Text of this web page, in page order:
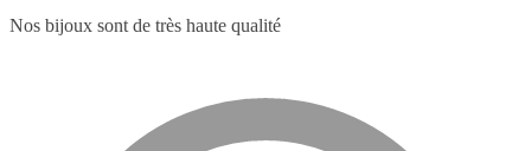
Nos bijoux sont de très haute qualité